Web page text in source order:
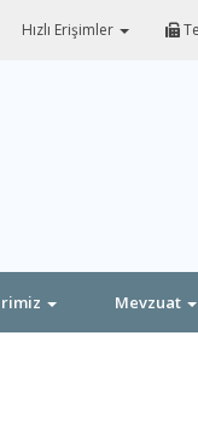
Hızlı Erişimler
Mevzuat